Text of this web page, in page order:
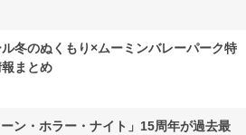
冬のぬくもり×ムーミンバレーパーク特
まとめ
ン・ホラー・ナイト」15周年が過去最